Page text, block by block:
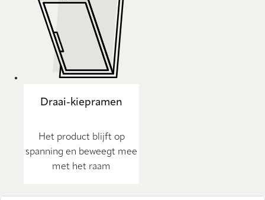
Draai-kiepramen
Het product blijft op
spanning en beweegt mee
met het raam